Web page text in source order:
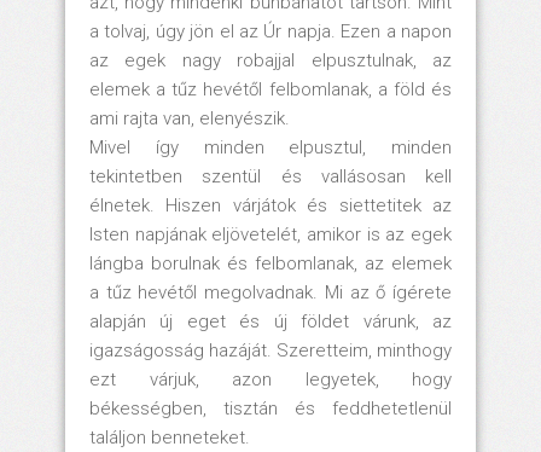
a tolvaj, úgy jön el az Úr napja. Ezen a napon
az egek nagy robajjal elpusztulnak, az
elemek a tűz hevétől felbomlanak, a föld és
ami rajta van, elenyészik.
Mivel így minden elpusztul, minden
tekintetben szentül és vallásosan kell
élnetek. Hiszen várjátok és siettetitek az
Isten napjának eljövetelét, amikor is az egek
lángba borulnak és felbomlanak, az elemek
a tűz hevétől megolvadnak. Mi az ő ígérete
alapján új eget és új földet várunk, az
igazságosság hazáját. Szeretteim, minthogy
ezt várjuk, azon legyetek, hogy
békességben, tisztán és feddhetetlenül
találjon benneteket.